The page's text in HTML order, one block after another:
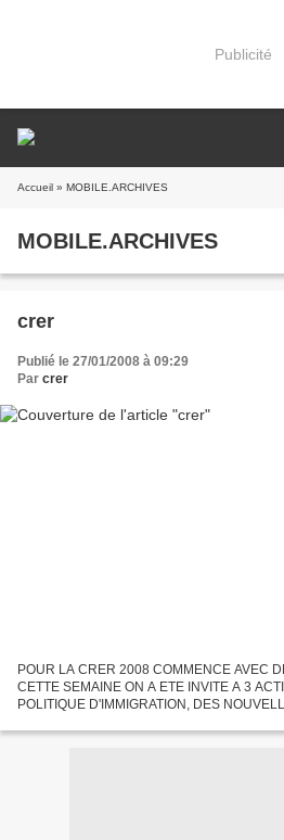
Publicité
Accueil » MOBILE.ARCHIVES
MOBILE.ARCHIVES
crer
Publié le 27/01/2008 à 09:29
Par crer
POUR LA CRER 2008 COMMENCE AVEC
CETTE SEMAINE ON A ETE INVITE A 3
POLITIQUE D'IMMIGRATION, DES
INVITER A NOUS REJOINDRE...